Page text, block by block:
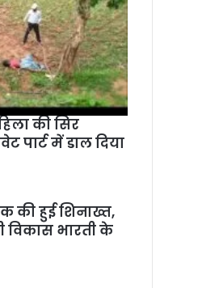
की सिर
पार्ट में डाल दिया
की हुई शिनाख्त,
विकास भारती के